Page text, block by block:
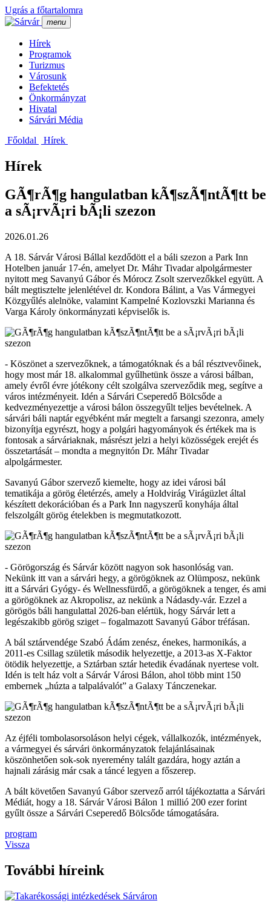
Ugrás a főtartalomra
menu
Hí­rek
Programok
Turizmus
Városunk
Befektetés
Önkormányzat
Hivatal
Sárvári Média
Főoldal
Hí­rek
Hírek
GÃ¶rÃ¶g hangulatban kÃ¶szÃ¶ntÃ¶tt be
a sÃ¡rvÃ¡ri bÃ¡li szezon
2026.01.26
A 18. Sárvár Városi Bállal kezdődött el a báli szezon a Park Inn
Hotelben január 17-én, amelyet Dr. Máhr Tivadar alpolgármester
nyitott meg Savanyú Gábor és Mórocz Zsolt szervezőkkel együtt. A
bált megtisztelte jelenlétével dr. Kondora Bálint, a Vas Vármegyei
Közgyűlés alelnöke, valamint Kampelné Kozlovszki Marianna és
Varga Károly önkormányzati képviselők is.
- Köszönet a szervezőknek, a támogatóknak és a bál résztvevőinek,
hogy most már 18. alkalommal gyűlhetünk össze a városi bálban,
amely évről évre jótékony célt szolgálva szerveződik meg, segítve a
város intézményeit. Idén a Sárvári Cseperedő Bölcsőde a
kedvezményezettje a városi bálon összegyűlt teljes bevételnek. A
sárvári báli naptár egyébként már megtelt a farsangi szezonra, amely
bizonyítja egyrészt, hogy a polgári hagyományok és értékek ma is
fontosak a sárváriaknak, másrészt jelzi a helyi közösségek erejét és
összetartását – mondta a megnyitón Dr. Máhr Tivadar
alpolgármester.
Savanyú Gábor szervező kiemelte, hogy az idei városi bál
tematikája a görög életérzés, amely a Holdvirág Virágüzlet által
készített dekorációban és a Park Inn nagyszerű konyhája által
felszolgált görög ételekben is megmutatkozott.
- Görögország és Sárvár között nagyon sok hasonlóság van.
Nekünk itt van a sárvári hegy, a görögöknek az Olümposz, nekünk
itt a Sárvári Gyógy- és Wellnessfürdő, a görögöknek a tenger, és ami
a görögöknek az Akropolisz, az nekünk a Nádasdy-vár. Ezzel a
görögös báli hangulattal 2026-ban elértük, hogy Sárvár lett a
legészakibb görög sziget – fogalmazott Savanyú Gábor tréfásan.
A bál sztárvendége Szabó Ádám zenész, énekes, harmonikás, a
2011-es Csillag születik második helyezettje, a 2013-as X-Faktor
ötödik helyezettje, a Sztárban sztár hetedik évadának nyertese volt.
Idén is telt ház volt a Sárvár Városi Bálon, ahol több mint 150
embernek „húzta a talpalávalót” a Galaxy Tánczenekar.
Az éjféli tombolasorsoláson helyi cégek, vállalkozók, intézmények,
a vármegyei és sárvári önkormányzatok felajánlásainak
köszönhetően sok-sok nyeremény talált gazdára, hogy aztán a
hajnali zárásig már csak a táncé legyen a főszerep.
A bált követően Savanyú Gábor szervező arról tájékoztatta a Sárvári
Médiát, hogy a 18. Sárvár Városi Bálon 1 millió 200 ezer forint
gyűlt össze a Sárvári Cseperedő Bölcsőde támogatására.
program
Vissza
További híreink